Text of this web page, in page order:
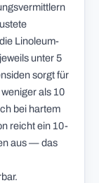
Linoleum-
unter 5
sorgt für
als 10
bei hartem
reicht ein 10-
aus — das